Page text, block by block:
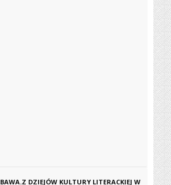
DZIEJÓW KULTURY LITERACKIEJ W